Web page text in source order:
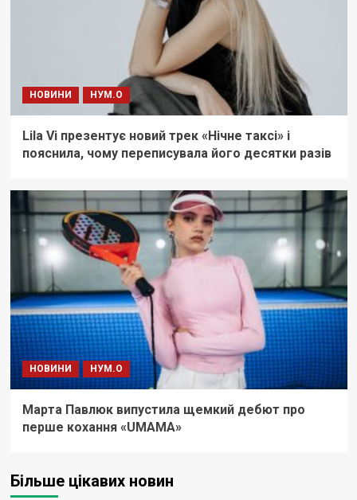
НОВИНИ НУМ.О
Lila Vi презентує новий трек «Нічне таксі» і
пояснила, чому переписувала його десятки разів
НОВИНИ НУМ.О
Марта Павлюк випустила щемкий дебют про
перше кохання «UМАМА»
Більше цікавих новин